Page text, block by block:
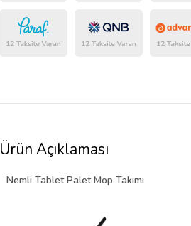
Ürün Açıklaması
Nemli Tablet Palet Mop Takımı